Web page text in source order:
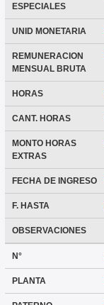
ESPECIALES
UNID MONETARIA
REMUNERACION
MENSUAL BRUTA
HORAS
CANT. HORAS
MONTO HORAS
EXTRAS
FECHA DE INGRESO
F. HASTA
OBSERVACIONES
N°
PLANTA